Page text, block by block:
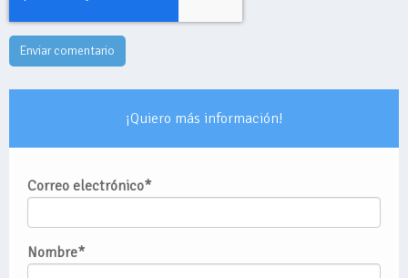
¡Quiero más información!
Correo electrónico*
Nombre*